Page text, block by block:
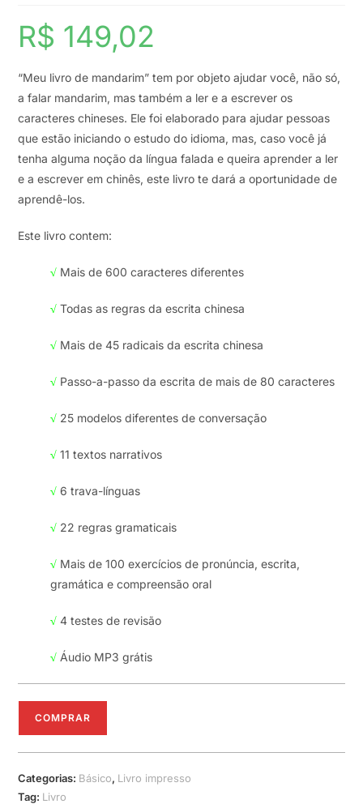
R$ 149,02
“Meu livro de mandarim” tem por objeto ajudar você, não só,
a falar mandarim, mas também a ler e a escrever os
caracteres chineses. Ele foi elaborado para ajudar pessoas
que estão iniciando o estudo do idioma, mas, caso você já
tenha alguma noção da língua falada e queira aprender a ler
e a escrever em chinês, este livro te dará a oportunidade de
aprendê-los.
Este livro contem:
√ Mais de 600 caracteres diferentes
√ Todas as regras da escrita chinesa
√ Mais de 45 radicais da escrita chinesa
√ Passo-a-passo da escrita de mais de 80 caracteres
√ 25 modelos diferentes de conversação
√ 11 textos narrativos
√ 6 trava-línguas
√ 22 regras gramaticais
√ Mais de 100 exercícios de pronúncia, escrita,
gramática e compreensão oral
√ 4 testes de revisão
√ Áudio MP3 grátis
COMPRAR
Categorias: Básico, Livro impresso
Tag: Livro